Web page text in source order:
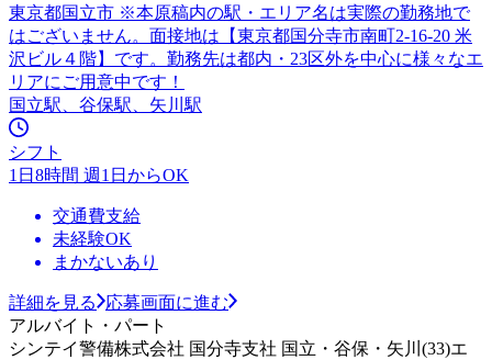
東京都国立市 ※本原稿内の駅・エリア名は実際の勤務地で
はございません。面接地は【東京都国分寺市南町2-16-20 米
沢ビル４階】です。勤務先は都内・23区外を中心に様々なエ
リアにご用意中です！
国立駅、谷保駅、矢川駅
シフト
1日8時間 週1日からOK
交通費支給
未経験OK
まかないあり
詳細を見る
応募画面に進む
アルバイト・パート
シンテイ警備株式会社 国分寺支社 国立・谷保・矢川(33)エ